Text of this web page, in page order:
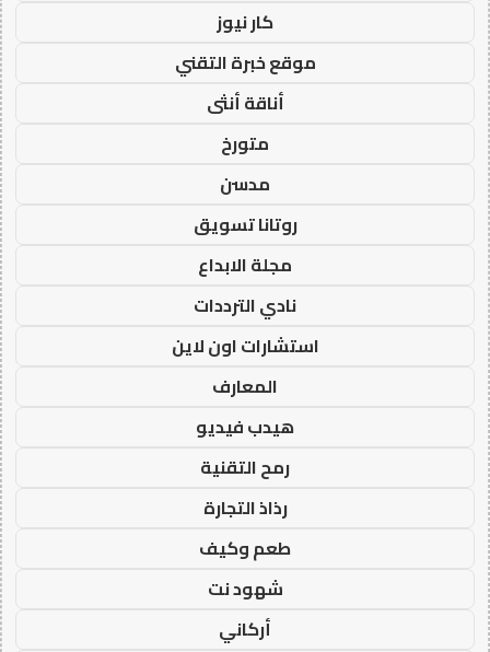
كار نيوز
موقع خبرة التقني
أناقة أنثى
متورخ
مدسن
روتانا تسويق
مجلة الابداع
نادي الترددات
استشارات اون لاين
المعارف
هيدب فيديو
رمح التقنية
رذاذ التجارة
طعم وكيف
شهود نت
أركاني